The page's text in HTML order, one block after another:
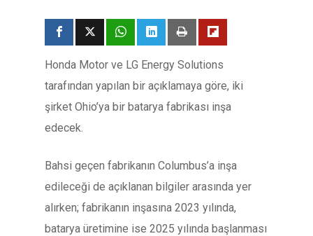
Honda Motor ve LG Energy Solutions
tarafından yapılan bir açıklamaya göre, iki
şirket Ohio’ya bir batarya fabrikası inşa
edecek.
Bahsi geçen fabrikanın Columbus’a inşa
edileceği de açıklanan bilgiler arasında yer
alırken; fabrikanın inşasına 2023 yılında,
batarya üretimine ise 2025 yılında başlanması